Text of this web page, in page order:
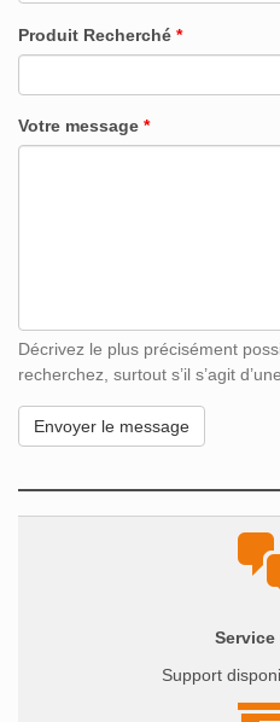
Produit Recherché *
Votre message *
Décrivez le plus précisément
recherchez, surtout s’il s’agit
Support